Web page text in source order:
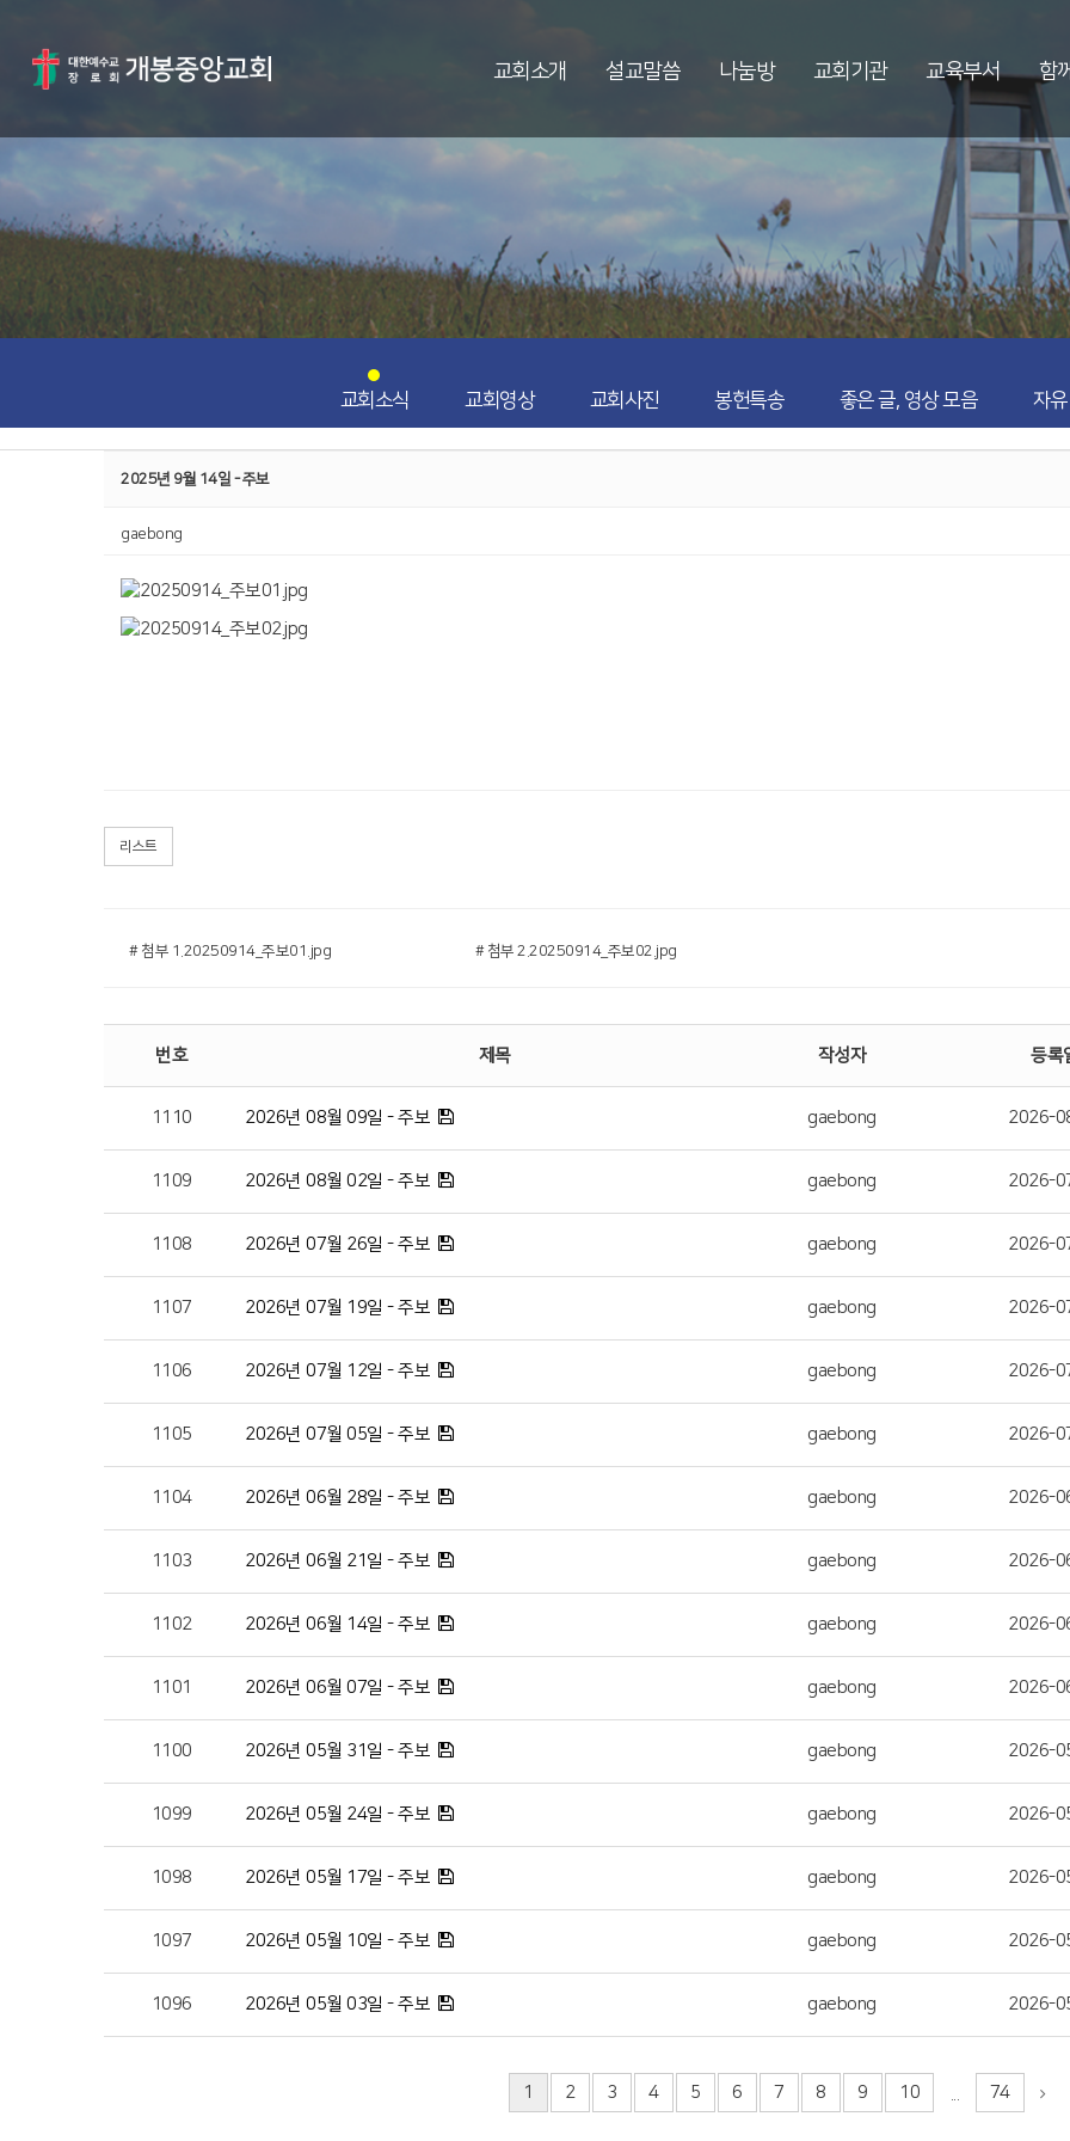
교회소개 설교말씀 나눔방 교회기관 교육부서 함
교회소식 교회영상 교회사진 봉헌특송 좋은 글, 영상 모음 자
2025년 9월 14일 - 주보
gaebong
리스트
# 첨부 1.20250914_주보01.jpg # 첨부 2.20250914_주보02.jpg
번호 제목 작성자 등록
1110 2026년 08월 09일 - 주보 gaebong 2026-
1109 2026년 08월 02일 - 주보 gaebong 2026-
1108 2026년 07월 26일 - 주보 gaebong 2026-
1107 2026년 07월 19일 - 주보 gaebong 2026-
1106 2026년 07월 12일 - 주보 gaebong 2026-
1105 2026년 07월 05일 - 주보 gaebong 2026-
1104 2026년 06월 28일 - 주보 gaebong 2026-
1103 2026년 06월 21일 - 주보 gaebong 2026-
1102 2026년 06월 14일 - 주보 gaebong 2026-
1101 2026년 06월 07일 - 주보 gaebong 2026-
1100 2026년 05월 31일 - 주보 gaebong 2026-
1099 2026년 05월 24일 - 주보 gaebong 2026-
1098 2026년 05월 17일 - 주보 gaebong 2026-
1097 2026년 05월 10일 - 주보 gaebong 2026-
1096 2026년 05월 03일 - 주보 gaebong 2026-
1 2 3 4 5 6 7 8 9 10 74